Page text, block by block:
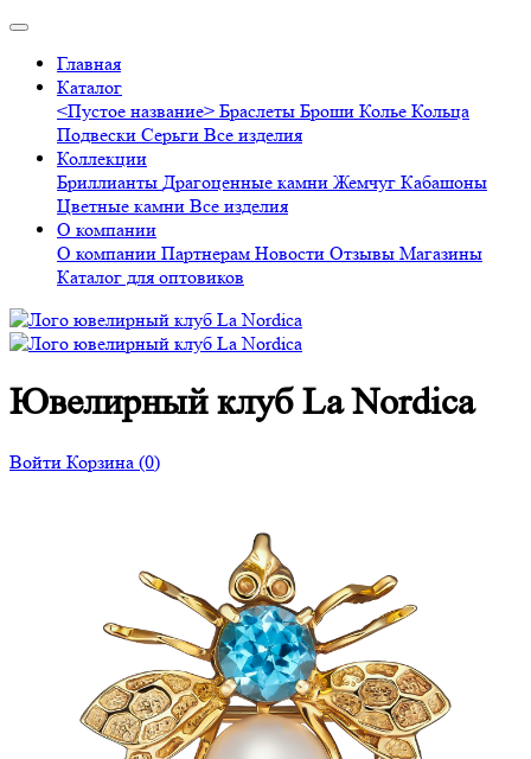
Главная
Каталог
<Пустое название> Браслеты Броши Колье Кольца
Подвески Серьги Все изделия
Коллекции
Бриллианты Драгоценные камни Жемчуг Кабашоны
Цветные камни Все изделия
О компании
О компании Партнерам Новости Отзывы Магазины
Каталог для оптовиков
Ювелирный клуб La Nordica
Войти Корзина (0)